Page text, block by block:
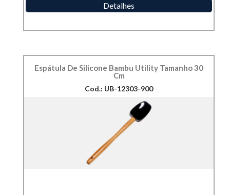
Detalhes
Espátula De Silicone Bambu Utility Tamanho 30
Cm
Cod.: UB-12303-900